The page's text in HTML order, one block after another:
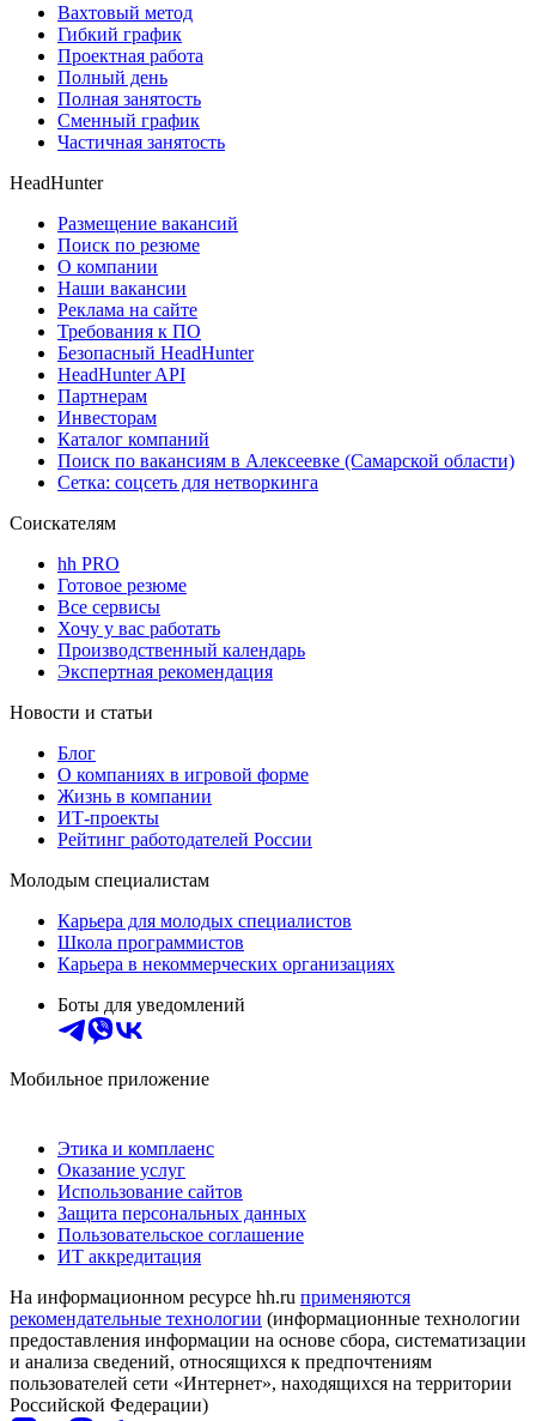
Вахтовый метод
Гибкий график
Проектная работа
Полный день
Полная занятость
Сменный график
Частичная занятость
HeadHunter
Размещение вакансий
Поиск по резюме
О компании
Наши вакансии
Реклама на сайте
Требования к ПО
Безопасный HeadHunter
HeadHunter API
Партнерам
Инвесторам
Каталог компаний
Поиск по вакансиям в Алексеевке (Самарской области)
Сетка: соцсеть для нетворкинга
Соискателям
hh PRO
Готовое резюме
Все сервисы
Хочу у вас работать
Производственный календарь
Экспертная рекомендация
Новости и статьи
Блог
О компаниях в игровой форме
Жизнь в компании
ИТ-проекты
Рейтинг работодателей России
Молодым специалистам
Карьера для молодых специалистов
Школа программистов
Карьера в некоммерческих организациях
Боты для уведомлений
Мобильное приложение
Этика и комплаенс
Оказание услуг
Использование сайтов
Защита персональных данных
Пользовательское соглашение
ИТ аккредитация
На информационном ресурсе hh.ru применяются
рекомендательные технологии (информационные технологии
предоставления информации на основе сбора, систематизации
и анализа сведений, относящихся к предпочтениям
пользователей сети «Интернет», находящихся на территории
Российской Федерации)